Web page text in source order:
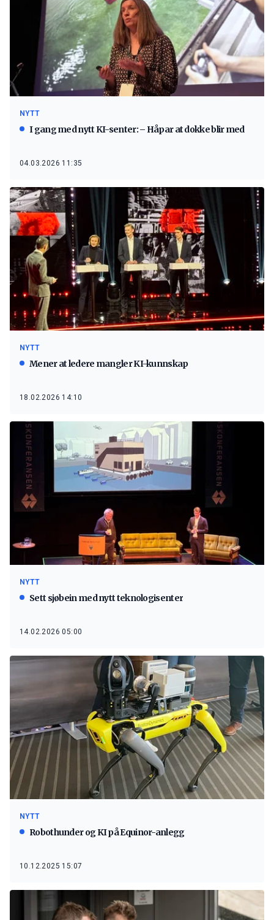
NYTT
I gang med nytt KI-senter: – Håpar at dokke blir med
04.03.2026 11:35
NYTT
Mener at ledere mangler KI-kunnskap
18.02.2026 14:10
NYTT
Sett sjøbein med nytt teknologisenter
14.02.2026 05:00
NYTT
Robothunder og KI på Equinor-anlegg
10.12.2025 15:07